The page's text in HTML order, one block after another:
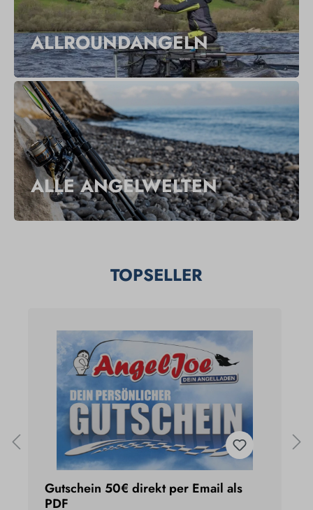
ALLROUNDANGELN
ALLE ANGELWELTEN
TOPSELLER
Gutschein 50€ direkt per Email als
PDF